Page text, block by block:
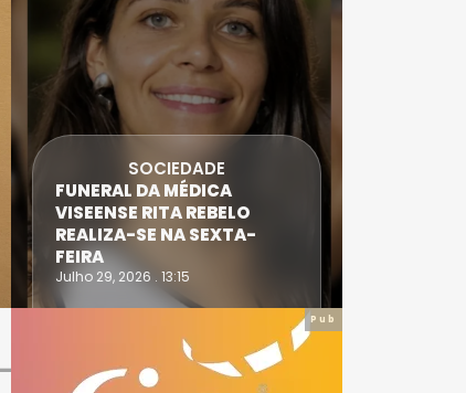
SOCIEDADE
FUNERAL DA MÉDICA
VISEENSE RITA REBELO
REALIZA-SE NA SEXTA-
FEIRA
Julho 29, 2026 . 13:15
Pub